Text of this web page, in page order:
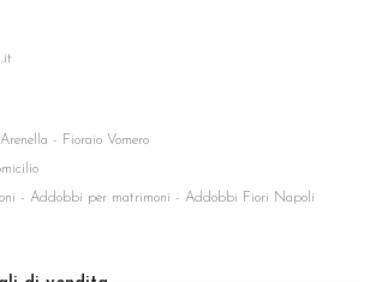
- Fioraio Vomero
- Addobbi per matrimoni - Addobbi Fiori Napoli